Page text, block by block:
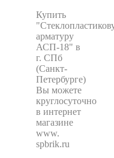
Купить
арматуру
АСП-18" в
г. СПб
(Санкт-
Петербурге)
Вы можете
круглосуточно
в интернет
магазине
www.
spbrik.ru